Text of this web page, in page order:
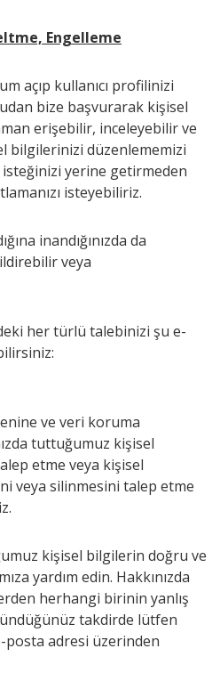
Engelleme
açıp kullanıcı profilinizi
bize başvurarak kişisel
erişebilir, inceleyebilir ve
bilgilerinizi düzenlememizi
yerine getirmeden
isteyebiliriz.
inandığınızda da
veya
her türlü talebinizi şu e-
ve veri koruma
tuttuğumuz kişisel
etme veya kişisel
veya silinmesini talep etme
kişisel bilgilerin doğru ve
yardım edin. Hakkınızda
herhangi birinin yanlış
takdirde lütfen
posta adresi üzerinden